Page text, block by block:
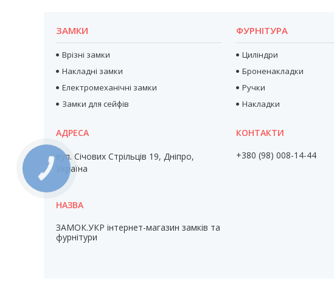
ЗАМКИ
Врізні замки
Накладні замки
Електромеханічні замки
Замки для сейфів
ФУРНІТУРА
Циліндри
Броненакладки
Ручки
Накладки
вул. Січових Стрільців 19, Дніпро,
Україна
ЗАМОК.УКР інтернет-магазин замків та
фурнітури
+380 (98) 008-14-44
КНОПКА
ЗВ'ЯЗКУ